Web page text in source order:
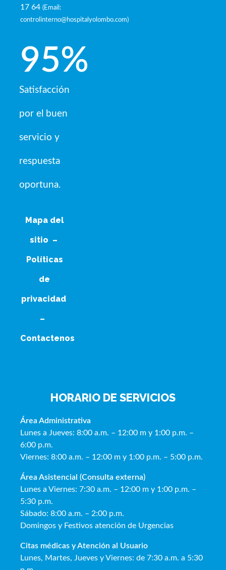
17 64 (Email:
controlinterno@hospitalyolombo.com)
Satisfacción
por el buen
servicio y
respuesta
oportuna.
95%
Mapa del
sitio –
Políticas
de
privacidad
–
Contactenos
HORARIO DE SERVICIOS
Área Administrativa
Lunes a Jueves: 8:00 a.m. – 12:00 m y 1:00 p.m. –
6:00 p.m.
Viernes: 8:00 a.m. – 12:00 m y 1:00 p.m. – 5:00 p.m.
Área Asistencial (Consulta externa)
Lunes a Viernes: 7:30 a.m. – 12:00 m y 1:00 p.m. –
5:30 p.m.
Sábado: 8:00 a.m. – 2:00 p.m.
Domingos y Festivos atención de Urgencias
Citas médicas y Atención al Usuario
Lunes, Martes, Jueves y Viernes: de 7:30 a.m. a 5:30